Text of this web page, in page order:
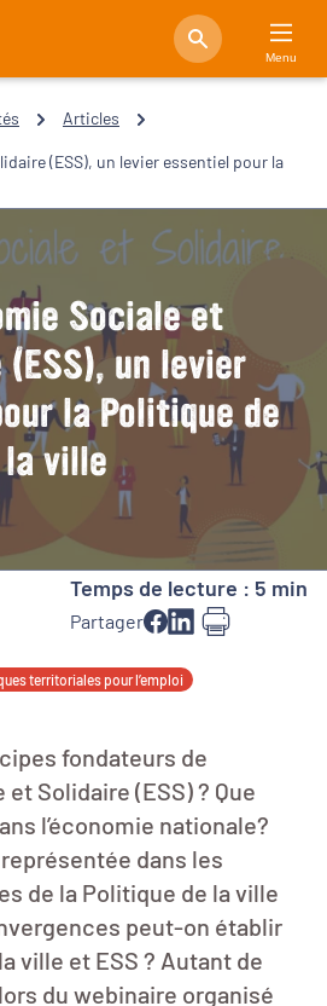
Menu
Articles
(ESS), un levier essentiel pour la
Sociale et
un levier
la Politique de
la ville
Temps de lecture : 5 min
Partager
territoriales pour l’emploi
fondateurs de
Solidaire (ESS) ? Que
l’économie nationale?
dans les
de la Politique de la ville
peut-on établir
ville et ESS ? Autant de
du webinaire organisé